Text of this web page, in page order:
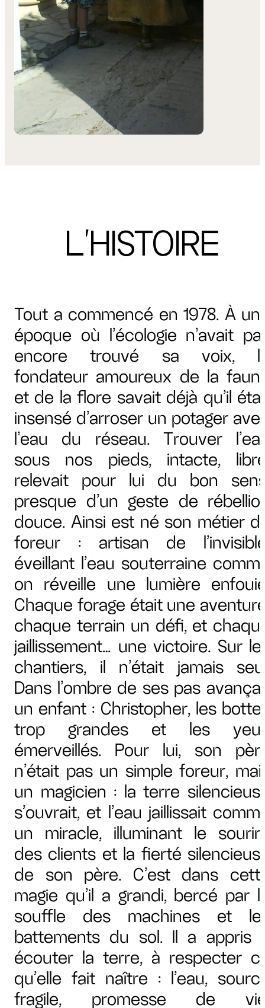
L'HISTOIRE
Tout a commencé en 1978. À
époque où l’écologie n’avait
encore trouvé sa voix,
fondateur amoureux de la
et de la flore savait déjà qu’il
insensé d’arroser un potager
l’eau du réseau. Trouver
sous nos pieds, intacte,
relevait pour lui du bon
presque d’un geste de
douce. Ainsi est né son métier
foreur : artisan de
éveillant l’eau souterraine
on réveille une lumière
Chaque forage était une
chaque terrain un défi, et
jaillissement… une victoire. Sur
chantiers, il n’était jamais
Dans l’ombre de ses pas
un enfant : Christopher, les
trop grandes et les
émerveillés. Pour lui, son
n’était pas un simple foreur,
un magicien : la terre
s’ouvrait, et l’eau jaillissait
un miracle, illuminant le
des clients et la fierté
de son père. C’est dans
magie qu’il a grandi, bercé par
souffle des machines et
battements du sol. Il a appris
écouter la terre, à respecter
qu’elle fait naître : l’eau,
fragile, promesse de